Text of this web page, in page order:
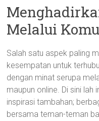
Melalui
Salah satu aspek paling
kesempatan untuk
dengan minat serupa
maupun online. Di sini
inspirasi tambahan;
bersama teman-teman